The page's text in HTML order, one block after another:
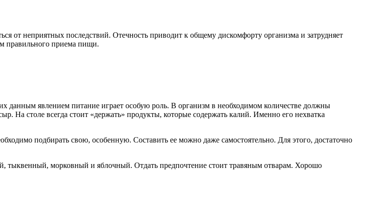
от неприятных последствий. Отечность приводит к общему дискомфорту организма и затрудняет
правильного приема пищи.
данным явлением питание играет особую роль. В организм в необходимом количестве должны
На столе всегда стоит «держать» продукты, которые содержать калий. Именно его нехватка
подбирать свою, особенную. Составить ее можно даже самостоятельно. Для этого, достаточно
тыквенный, морковный и яблочный. Отдать предпочтение стоит травяным отварам. Хорошо